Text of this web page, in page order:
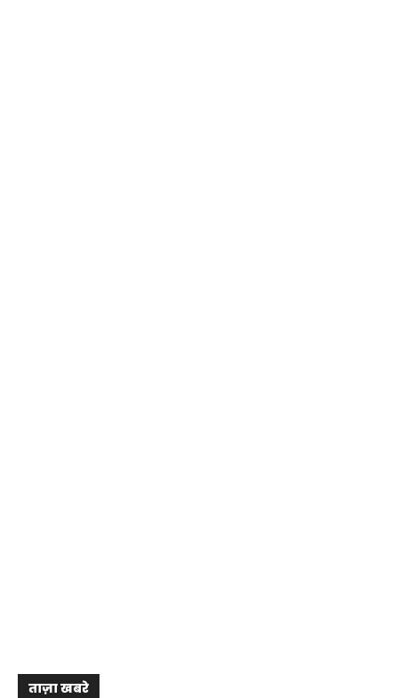
ताज़ा खबरे